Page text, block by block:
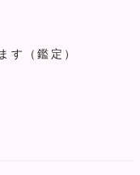
す（鑑定）